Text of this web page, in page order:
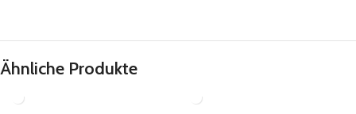
Ähnliche Produkte